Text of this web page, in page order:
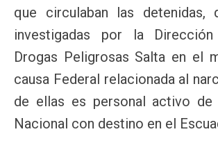
que circulaban las detenidas,
investigadas por la
Drogas Peligrosas Salta en el
causa Federal relacionada al
de ellas es personal activo de
Nacional con destino en el